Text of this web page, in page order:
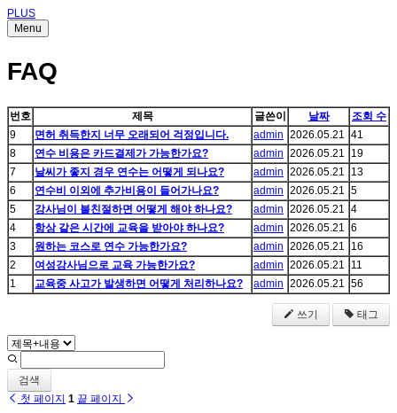
PLUS
Menu
FAQ
번호 제목 글쓴이 날짜
조회 수
9
면허 취득한지 너무 오래되어 걱정입니다. admin 2026.05.21 41
8
연수 비용은 카드결제가 가능한가요? admin 2026.05.21
19
7
날씨가 좋지 경우 연수는 어떻게 되나요? admin 2026.05.21
13
6
연수비 이외에 추가비용이 들어가나요? admin 2026.05.21 5
5
강사님이 불친절하면 어떻게 해야 하나요? admin 2026.05.21 4
4
항상 같은 시간에 교육을 받아야 하나요? admin 2026.05.21 6
3
원하는 코스로 연수 가능한가요? admin 2026.05.21
16
2
여성강사님으로 교육 가능한가요? admin 2026.05.21
11
1
교육중 사고가 발생하면 어떻게 처리하나요? admin 2026.05.21 56
쓰기 태그
검색
첫 페이지 1 끝 페이지